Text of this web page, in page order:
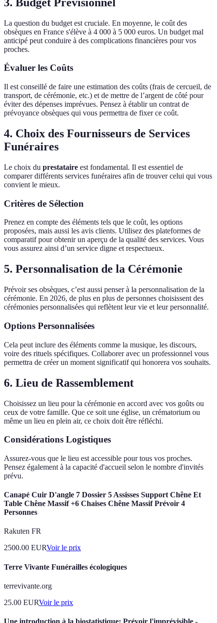
La question du budget est cruciale. En moyenne, le coût des
obsèques en France s'élève à 4 000 à 5 000 euros. Un budget mal
anticipé peut conduire à des complications financières pour vos
proches.
Évaluer les Coûts
Il est conseillé de faire une estimation des coûts (frais de cercueil, de
transport, de cérémonie, etc.) et de mettre de l’argent de côté pour
éviter des dépenses imprévues. Pensez à établir un contrat de
prévoyance obsèques qui vous permettra de fixer ce coût.
4. Choix des Fournisseurs de Services
Funéraires
Le choix du prestataire est fondamental. Il est essentiel de
comparer différents services funéraires afin de trouver celui qui vous
convient le mieux.
Critères de Sélection
Prenez en compte des éléments tels que le coût, les options
proposées, mais aussi les avis clients. Utilisez des plateformes de
comparatif pour obtenir un aperçu de la qualité des services. Vous
vous assurez ainsi d’un service digne et respectueux.
5. Personnalisation de la Cérémonie
Prévoir ses obsèques, c’est aussi penser à la personnalisation de la
cérémonie. En 2026, de plus en plus de personnes choisissent des
cérémonies personnalisées qui reflètent leur vie et leur personnalité.
Options Personnalisées
Cela peut inclure des éléments comme la musique, les discours,
voire des rituels spécifiques. Collaborer avec un professionnel vous
permettra de créer un moment significatif qui honorera vos souhaits.
6. Lieu de Rassemblement
Choisissez un lieu pour la cérémonie en accord avec vos goûts ou
ceux de votre famille. Que ce soit une église, un crématorium ou
même un lieu en plein air, ce choix doit être réfléchi.
Considérations Logistiques
Assurez-vous que le lieu est accessible pour tous vos proches.
Pensez également à la capacité d'accueil selon le nombre d'invités
prévu.
Canapé Cuir D'angle 7 Dossier 5 Assisses Support Chêne Et
Table Chêne Massif +6 Chaises Chêne Massif Prévoir 4
Personnes
Rakuten FR
2500.00 EURVoir le prix
Terre Vivante Funérailles écologiques
terrevivante.org
25.00 EURVoir le prix